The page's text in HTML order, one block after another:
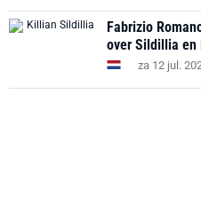
Fabrizio
over Sildillia en
za 12 jul.